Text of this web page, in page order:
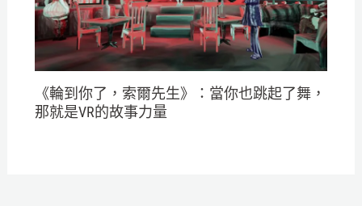
《輪到你了，索爾先生》：當你也跳起了舞，
那就是VR的故事力量